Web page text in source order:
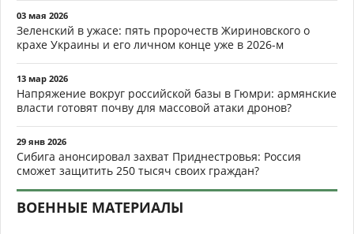
03 мая 2026
Зеленский в ужасе: пять пророчеств Жириновского о
крахе Украины и его личном конце уже в 2026-м
13 мар 2026
Напряжение вокруг российской базы в Гюмри: армянские
власти готовят почву для массовой атаки дронов?
29 янв 2026
Сибига анонсировал захват Приднестровья: Россия
сможет защитить 250 тысяч своих граждан?
ВОЕННЫЕ МАТЕРИАЛЫ